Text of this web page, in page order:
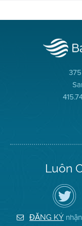
Luôn
Hãy
theo
dõi
Địa
Hạt
Không
ĐĂNG KÝ